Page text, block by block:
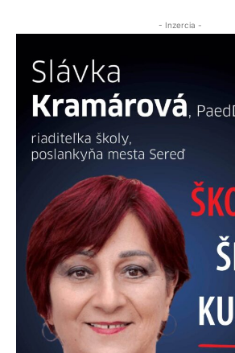
- Inzercia -